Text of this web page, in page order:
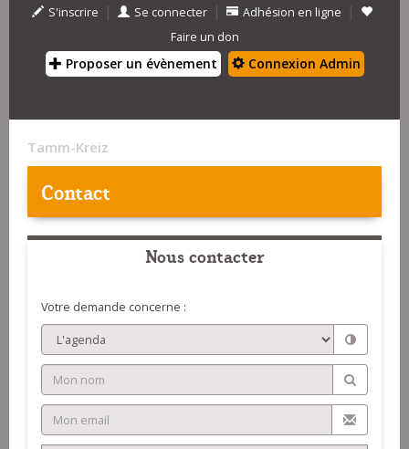
S'inscrire | Se connecter | Adhésion en ligne |
Faire un don
Proposer un évènement Connexion Admin
Tamm-Kreiz
Contact
Nous contacter
Votre demande concerne :